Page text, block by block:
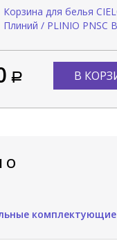
BI
29
Уже в
Корзина для белья
Плиний / PLINIO PNSC
Консоль для раковины
Плиний / PLINIO PNSTE
В
комплектующие